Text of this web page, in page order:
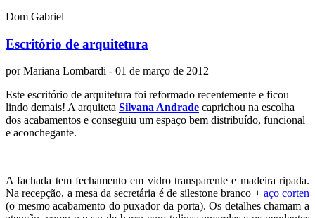
Dom Gabriel
Escritório de arquitetura
porMariana Lombardi - 01 de março de 2012
Este escritório de arquitetura foi reformado recentemente e ficou
lindo demais! A arquiteta Silvana Andrade caprichou na escolha
dos acabamentos e conseguiu um espaço bem distribuído, funcional
e aconchegante.
A fachada tem fechamento em vidro transparente e madeira ripada.
Na recepção, a mesa da secretária é de silestone branco + aço corten
(o mesmo acabamento do puxador da porta). Os detalhes chamam a